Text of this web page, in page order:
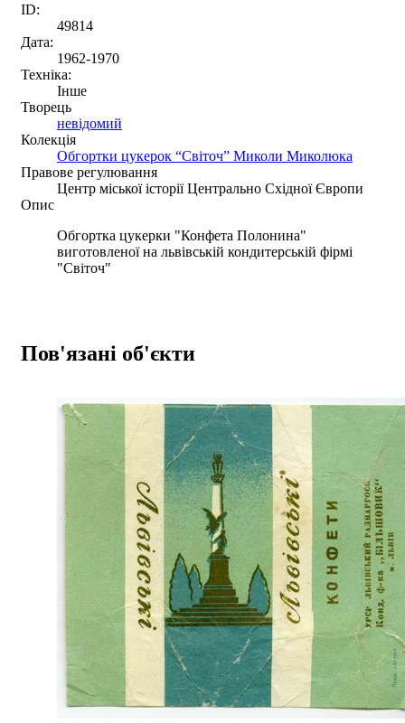
ID:
49814
Дата:
1962-1970
Техніка:
Інше
Творець
невідомий
Колекція
Обгортки цукерок “Світоч” Миколи Миколюка
Правове регулювання
Центр міської історії Центрально Східної Європи
Опис
Обгортка цукерки "Конфета Полонина"
виготовленої на львівській кондитерській фірмі
"Світоч"
Пов'язані об'єкти